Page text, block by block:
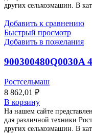
других сельхозмашин. В
Добавить к сравнению
Быстрый просмотр
Добавить в пожелания
Ростсельмаш
8 862,01 ₽
В корзину
На нашем сайте
для различной техники
других сельхозмашин. В